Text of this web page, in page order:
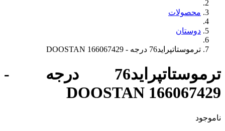
محصولات
دوستان
ترموستاتپراید76 درجه - DOOSTAN 166067429
ترموستاتپراید76 درجه -
DOOSTAN 166067429
ناموجود